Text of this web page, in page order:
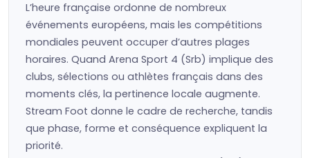
L’heure française ordonne de nombreux
événements européens, mais les compétitions
mondiales peuvent occuper d’autres plages
horaires. Quand Arena Sport 4 (Srb) implique des
clubs, sélections ou athlètes français dans des
moments clés, la pertinence locale augmente.
Stream Foot donne le cadre de recherche, tandis
que phase, forme et conséquence expliquent la
priorité.